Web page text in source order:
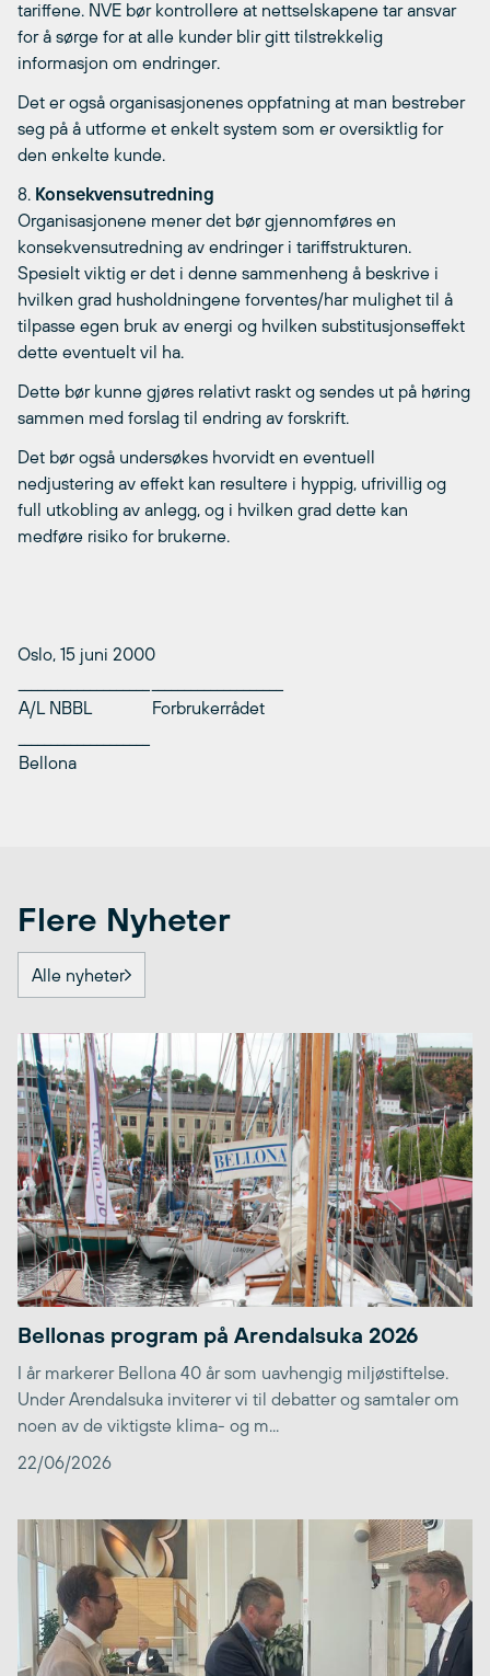
tariffene. NVE bør kontrollere at nettselskapene tar ansvar
for å sørge for at alle kunder blir gitt tilstrekkelig
informasjon om endringer.
Det er også organisasjonenes oppfatning at man bestreber
seg på å utforme et enkelt system som er oversiktlig for
den enkelte kunde.
8. Konsekvensutredning
Organisasjonene mener det bør gjennomføres en
konsekvensutredning av endringer i tariffstrukturen.
Spesielt viktig er det i denne sammenheng å beskrive i
hvilken grad husholdningene forventes/har mulighet til å
tilpasse egen bruk av energi og hvilken substitusjonseffekt
dette eventuelt vil ha.
Dette bør kunne gjøres relativt raskt og sendes ut på høring
sammen med forslag til endring av forskrift.
Det bør også undersøkes hvorvidt en eventuell
nedjustering av effekt kan resultere i hyppig, ufrivillig og
full utkobling av anlegg, og i hvilken grad dette kan
medføre risiko for brukerne.
Oslo, 15 juni 2000
A/L NBBL
Forbrukerrådet
Bellona
Flere Nyheter
Alle nyheter
Bellonas program på Arendalsuka 2026
I år markerer Bellona 40 år som uavhengig miljøstiftelse.
Under Arendalsuka inviterer vi til debatter og samtaler om
noen av de viktigste klima- og m...
22/06/2026